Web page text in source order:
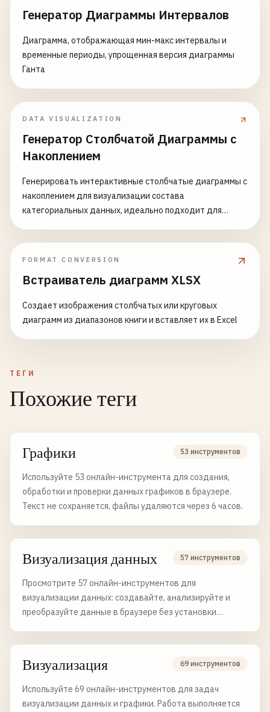
Генератор Диаграммы Интервалов
Диаграмма, отображающая мин-макс интервалы и
временные периоды, упрощенная версия диаграммы
Ганта
DATA VISUALIZATION
Генератор Столбчатой Диаграммы с
Накоплением
Генерировать интерактивные столбчатые диаграммы с
накоплением для визуализации состава
категориальных данных, идеально подходит для
FORMAT CONVERSION
Встраиватель диаграмм XLSX
Создает изображения столбчатых или круговых
диаграмм из диапазонов книги и вставляет их в Excel
ТЕГИ
Похожие теги
Графики 53 инструментов
Используйте 53 онлайн-инструмента для создания,
обработки и проверки данных графиков в браузере.
Текст не сохраняется, файлы удаляются через 6 часов.
Визуализация данных 57 инструментов
Просмотрите 57 онлайн-инструментов для
визуализации данных: создавайте, анализируйте и
преобразуйте данные в браузере без установки
Визуализация 69 инструментов
Используйте 69 онлайн-инструментов для задач
визуализации данных и графики. Работа выполняется